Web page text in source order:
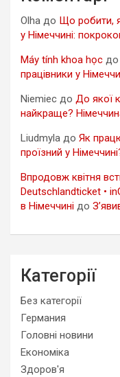
Olha до Що робити,
у Німеччині:
Máy tính khoa học до
працівники у
Niemiec до До якої
найкраще?
Liudmyla до Як
проїзний у
Впродовж квітня
Deutschlandticket •
в Німеччині до
Категорії
Без категорії
Германия
Головні новини
Економіка
Здоров'я